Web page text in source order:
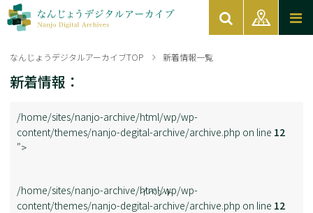
なんじょうデジタルアーカイブTOP 新着情報一覧
新着情報：
/home/sites/nanjo-archive/html/wp/wp-
content/themes/nanjo-degital-archive/archive.php on line 12
">
イベント
/home/sites/nanjo-archive/html/wp/wp-
content/themes/nanjo-degital-archive/archive.php on line 12